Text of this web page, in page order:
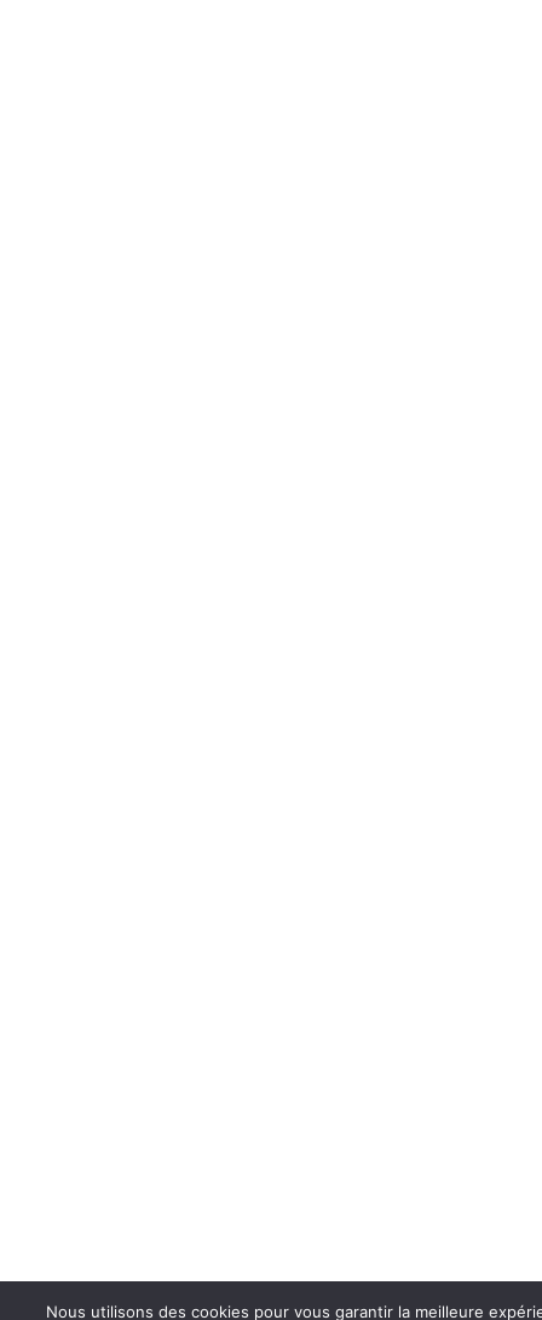
Nous utilisons des cookies pour vous garantir la meilleure